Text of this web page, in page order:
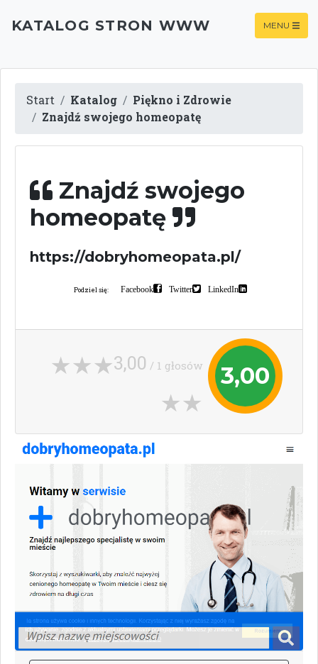
KATALOG STRON WWW MENU
Start Katalog
Piękno i Zdrowie
Znajdź swojego homeopatę
Znajdź swojego
homeopatę
https://dobryhomeopata.pl/
Podziel się: Facebook Twitter LinkedIn
3,00
3,00 / 1 głosów